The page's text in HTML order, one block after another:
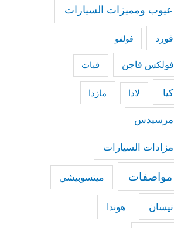
عيوب ومميزات السيارات
فورد فولفو
فولكس فاجن فيات
كيا لادا مازدا
مرسيدس
مزادات السيارات
مواصفات ميتسوبيشي
نيسان هوندا